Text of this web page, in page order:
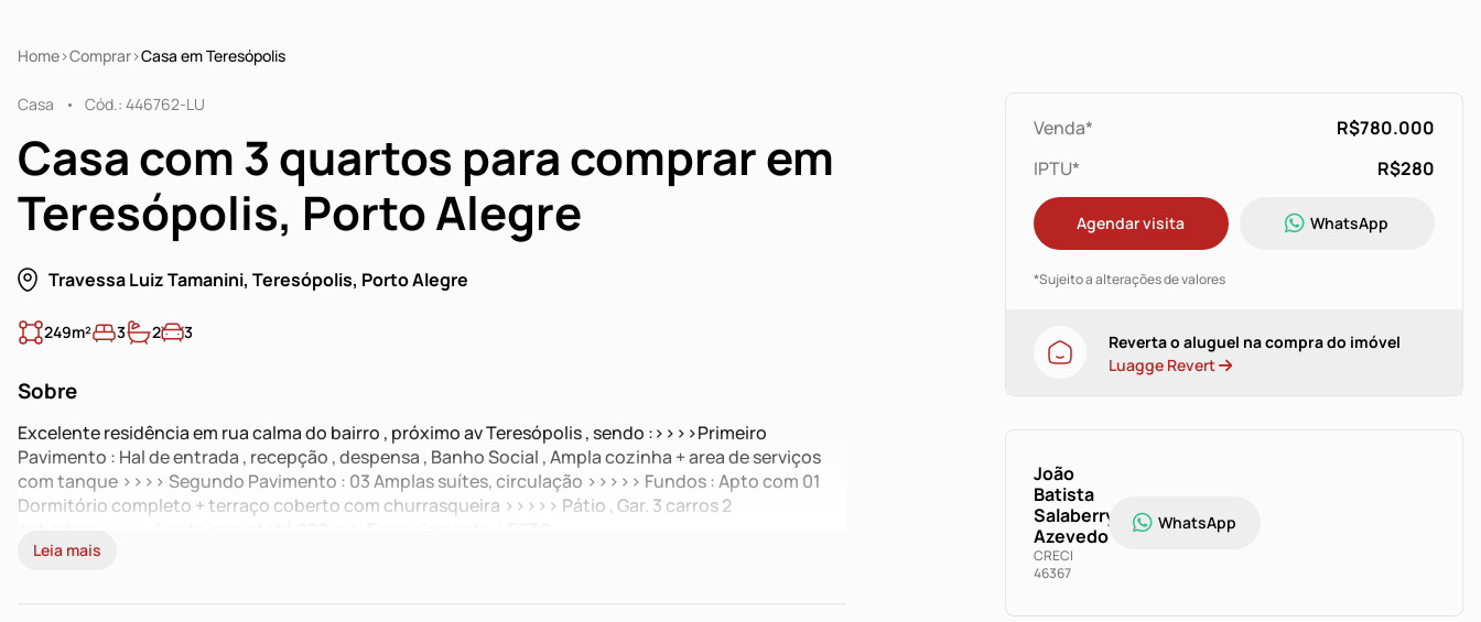
Home Comprar Casa em Teresópolis
Casa Cód.: 446762-LU
Casa com 3 quartos para comprar em
Teresópolis, Porto Alegre
Travessa Luiz Tamanini, Teresópolis, Porto Alegre
249m² 3 2 3
Sobre
Excelente residência em rua calma do bairro , próximo av Teresópolis , sendo :>>>>Primeiro
Pavimento : Hal de entrada , recepção , despensa , Banho Social , Ampla cozinha + area de serviços
com tanque >>>> Segundo Pavimento : 03 Amplas suítes, circulação >>>>> Fundos : Apto com 01
Dormitório completo + terraço coberto com churrasqueira >>>>> Pátio , Gar. 3 carros 2
Leia mais
Venda*
R$780.000
IPTU*
R$280
Agendar visita WhatsApp
*Sujeito a alterações de valores
Reverta o aluguel na compra do imóvel
Luagge Revert
João
Batista
Salaberry
Azevedo
CRECI
46367
WhatsApp